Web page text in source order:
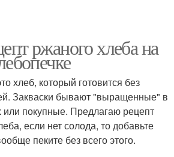
ржаного хлеба на
хлеб, который готовится без
Закваски бывают "выращенные" в
покупные. Предлагаю рецепт
если нет солода, то добавьте
пеките без всего этого.